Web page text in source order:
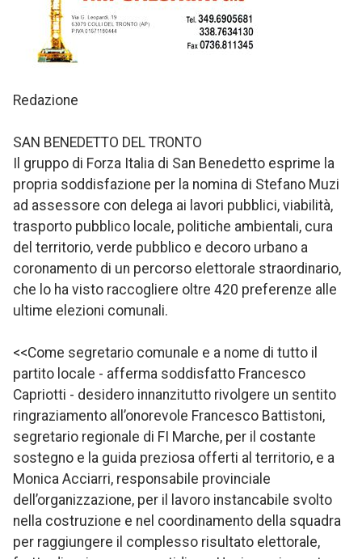
Redazione
SAN BENEDETTO DEL TRONTO
Il gruppo di Forza Italia di San Benedetto esprime la
propria soddisfazione per la nomina di Stefano Muzi
ad assessore con delega ai lavori pubblici, viabilità,
trasporto pubblico locale, politiche ambientali, cura
del territorio, verde pubblico e decoro urbano a
coronamento di un percorso elettorale straordinario,
che lo ha visto raccogliere oltre 420 preferenze alle
ultime elezioni comunali.
<<Come segretario comunale e a nome di tutto il
partito locale - afferma soddisfatto Francesco
Capriotti - desidero innanzitutto rivolgere un sentito
ringraziamento all’onorevole Francesco Battistoni,
segretario regionale di FI Marche, per il costante
sostegno e la guida preziosa offerti al territorio, e a
Monica Acciarri, responsabile provinciale
dell’organizzazione, per il lavoro instancabile svolto
nella costruzione e nel coordinamento della squadra
per raggiungere il complesso risultato elettorale,